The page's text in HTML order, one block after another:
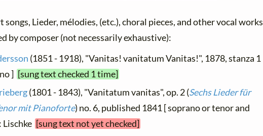
songs, Lieder, mélodies, (etc.), choral pieces, and other vocal works
by composer (not necessarily exhaustive):
(1851 - 1918), "Vanitas! vanitatum Vanitas!", 1878, stanza 1
] [sung text checked 1 time]
(1801 - 1843), "Vanitatum vanitas", op. 2 (Sechs Lieder für
mit Pianoforte) no. 6, published 1841 [ soprano or tenor and
Lischke [sung text not yet checked]